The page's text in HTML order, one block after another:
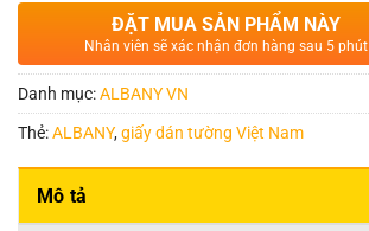
ĐẶT MUA SẢN PHẨM NÀY
Nhân viên sẽ xác nhận đơn hàng sau 5 phút
Danh mục:ALBANY VN
Thẻ:ALBANY,giấy dán tường Việt Nam
Mô tả